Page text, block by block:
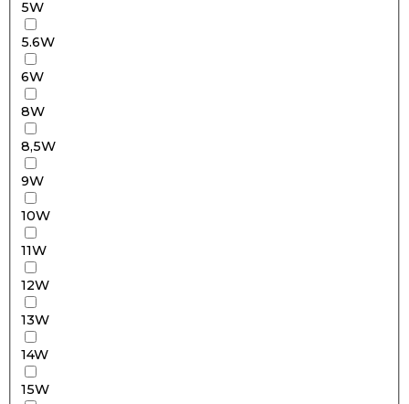
5W
5.6W
6W
8W
8,5W
9W
10W
11W
12W
13W
14W
15W